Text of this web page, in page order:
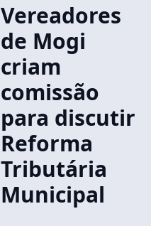
Vereadores
de Mogi
criam
comissão
para discutir
Reforma
Tributária
Municipal